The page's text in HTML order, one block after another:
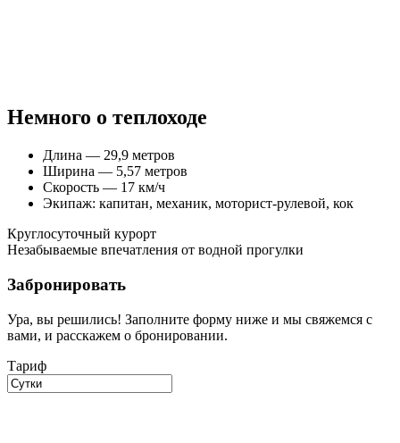
Немного о теплоходе
Длина — 29,9 метров
Ширина — 5,57 метров
Скорость — 17 км/ч
Экипаж: капитан, механик, моторист-рулевой, кок
Круглосуточный курорт
Незабываемые впечатления от водной прогулки
Забронировать
Ура, вы решились! Заполните форму ниже и мы свяжемся с
вами, и расскажем о бронировании.
Тариф